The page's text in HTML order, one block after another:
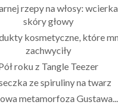
rzepy na włosy:
skóry głowy
kosmetyczne, które
zachwyciły
roku z Tangle Teezer
ze spiruliny na twarz
metamorfoza Gustawa...